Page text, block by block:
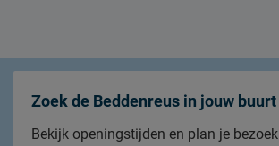
Zoek de Beddenreus in jouw buurt
Bekijk openingstijden en plan je bezoek